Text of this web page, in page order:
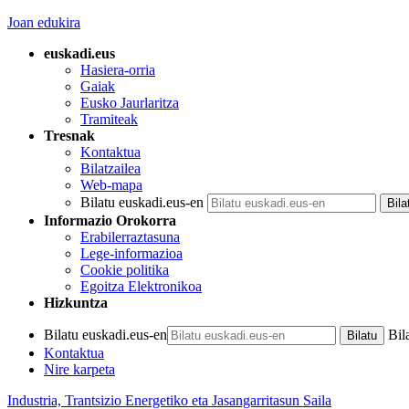
Joan edukira
euskadi.eus
Hasiera-orria
Gaiak
Eusko Jaurlaritza
Tramiteak
Tresnak
Kontaktua
Bilatzailea
Web-mapa
Bilatu euskadi.eus-en
Informazio Orokorra
Erabilerraztasuna
Lege-informazioa
Cookie politika
Egoitza Elektronikoa
Hizkuntza
Bilatu euskadi.eus-en
Kontaktua
Nire karpeta
Industria, Trantsizio Energetiko eta Jasangarritasun Saila